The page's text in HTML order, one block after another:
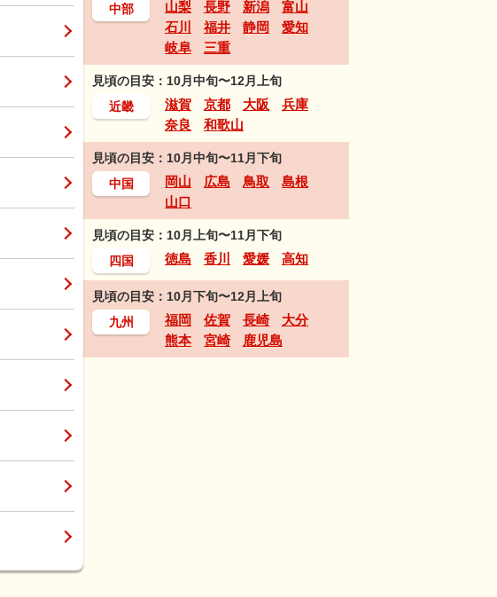
中部
山梨 長野 新潟
富山
石川
福井 静岡
愛知
岐阜
三重
見頃の目安：10月中旬〜12月上旬
近畿
滋賀 京都 大阪
兵庫
奈良
和歌山
見頃の目安：10月中旬〜11月下旬
中国
岡山 広島 鳥取
島根
山口
見頃の目安：10月上旬〜11月下旬
四国
徳島 香川 愛媛 高知
見頃の目安：10月下旬〜12月上旬
九州
福岡 佐賀 長崎
大分
熊本
宮崎 鹿児島